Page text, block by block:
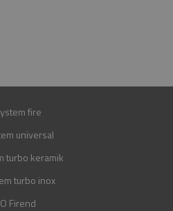
fire
universal
turbo keramik
turbo inox
O Firend